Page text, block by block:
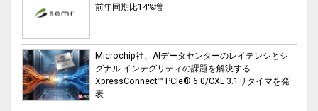
前年同期比14%増
Microchip社、AIデータセンターのレイテンシとシ
グナル インテグリティの課題を解決する
XpressConnect™ PCIe® 6.0/CXL 3.1リタイマを発
表